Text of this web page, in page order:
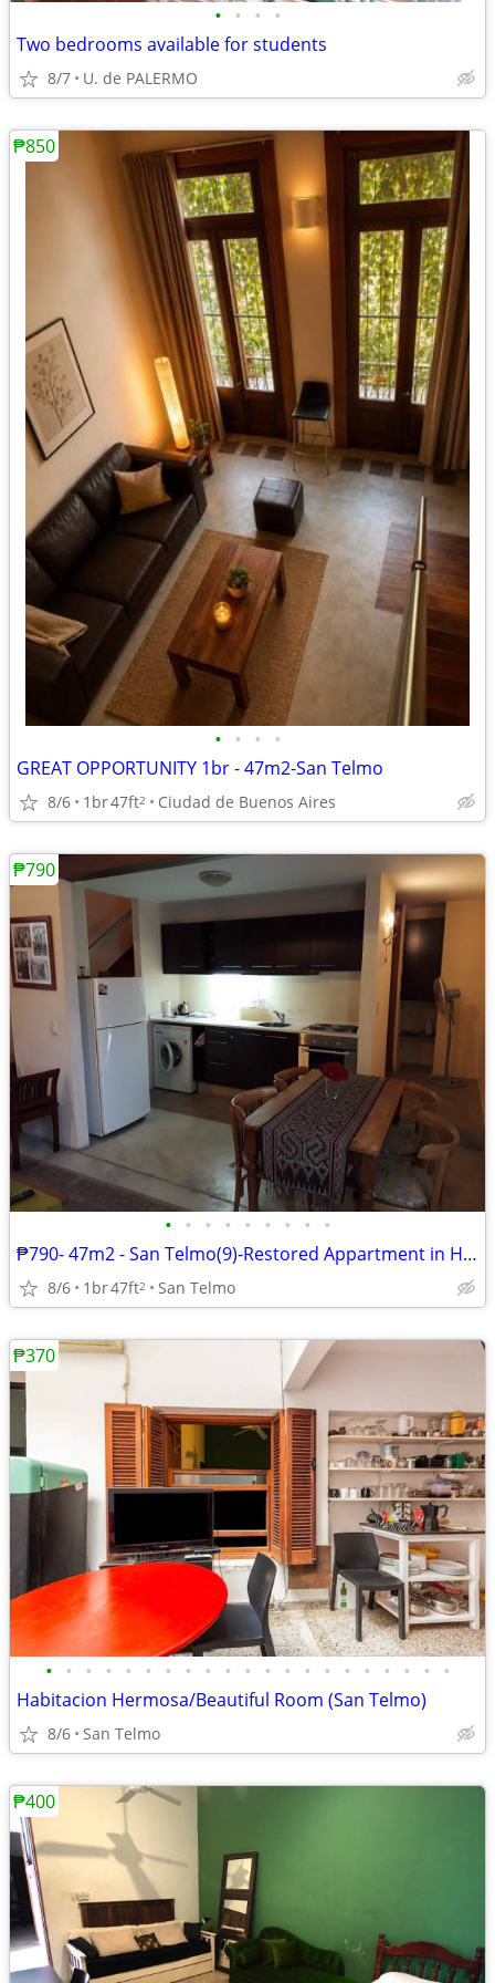
• • • •
Two bedrooms available for students
8/7 U. de PALERMO
• • • •
GREAT OPPORTUNITY 1br - 47m2-San Telmo
8/6 1br47ft2 Ciudad de Buenos Aires
₱850
• • • • • • • • •
₱790- 47m2 - San Telmo(9)-Restored Appartment in Historic Build
8/6 1br47ft2 San Telmo
₱790
• • • • • • • • • • • • • • • • • • • • •
Habitacion Hermosa/Beautiful Room (San Telmo)
8/6 San Telmo
₱370
₱400